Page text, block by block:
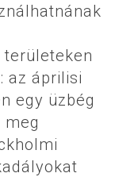
az áprilisi
egy üzbég